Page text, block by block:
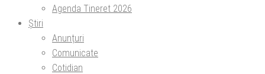
Agenda Tineret 2026
Știri
Anunțuri
Comunicate
Cotidian